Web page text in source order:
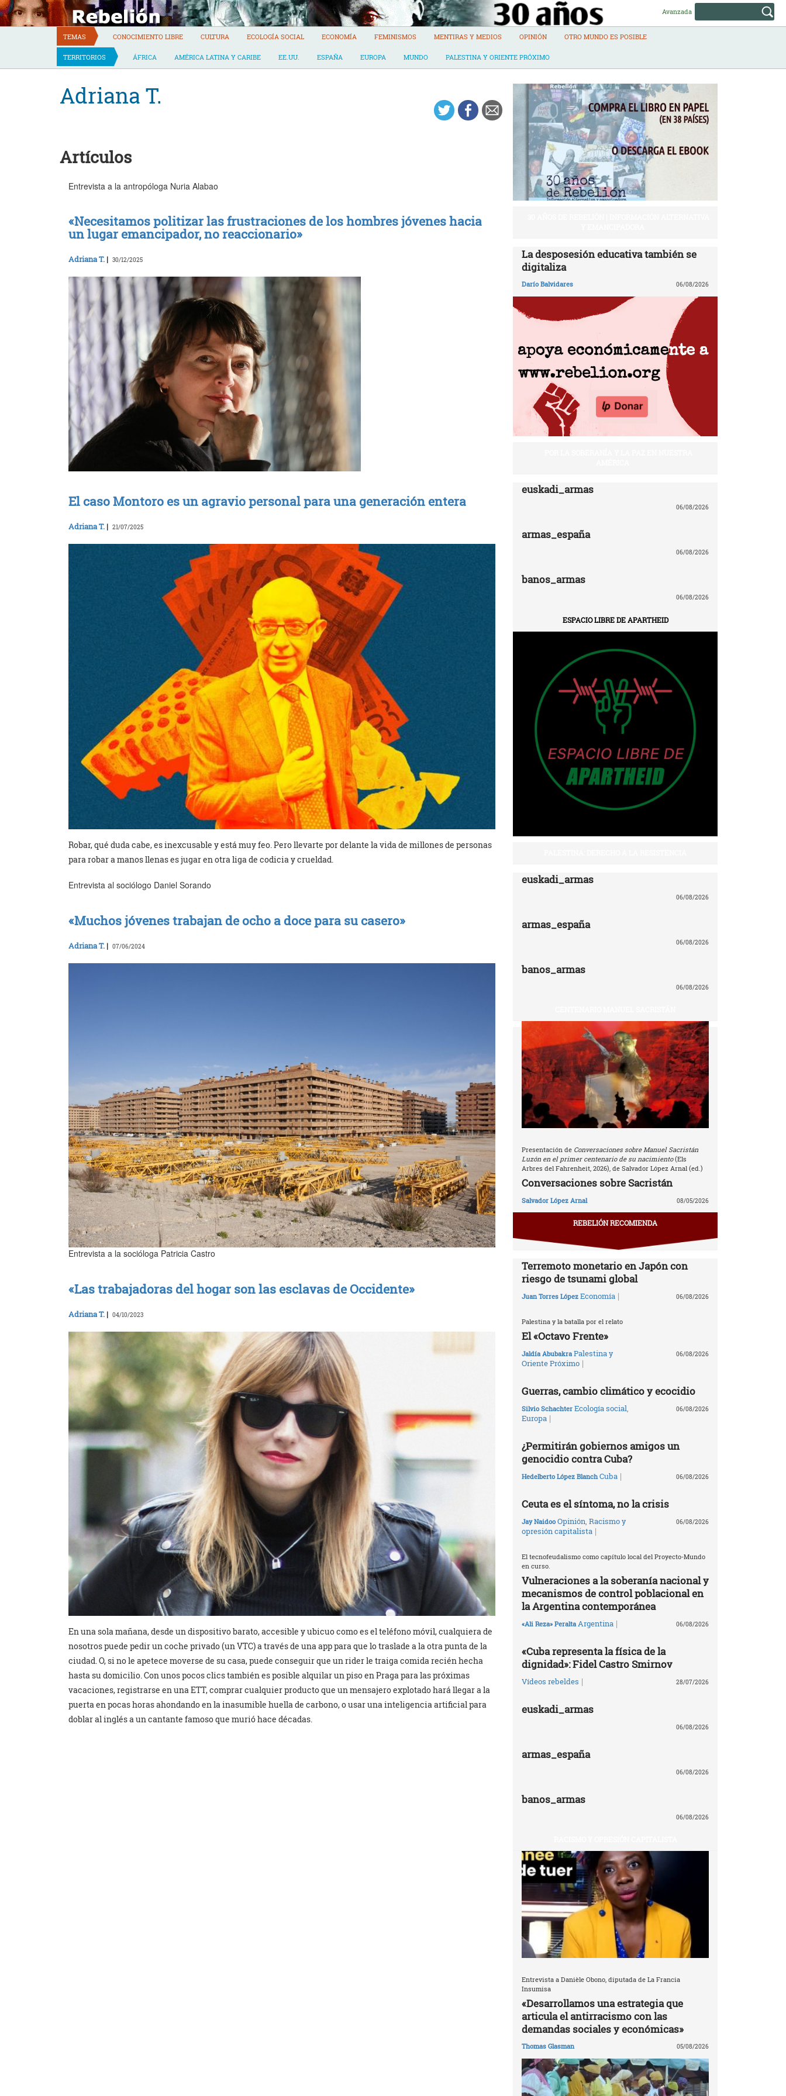
Skip
to
content
Avanzada
TEMAS CONOCIMIENTO LIBRE CULTURA ECOLOGÍA SOCIAL ECONOMÍA FEMINISMOS MENTIRAS Y MEDIOS OPINIÓN OTRO MUNDO ES POSIBLE
TERRITORIOS ÁFRICA AMÉRICA LATINA Y CARIBE EE.UU. ESPAÑA EUROPA MUNDO PALESTINA Y ORIENTE PRÓXIMO
Adriana T.
Artículos
Entrevista a la antropóloga Nuria Alabao
«Necesitamos politizar las frustraciones de los hombres jóvenes hacia
un lugar emancipador, no reaccionario»
Adriana T. | 30/12/2025
El caso Montoro es un agravio personal para una generación entera
Adriana T. | 21/07/2025
Robar, qué duda cabe, es inexcusable y está muy feo. Pero llevarte por delante la vida de millones de personas
para robar a manos llenas es jugar en otra liga de codicia y crueldad.
Entrevista al sociólogo Daniel Sorando
«Muchos jóvenes trabajan de ocho a doce para su casero»
Adriana T. | 07/06/2024
Entrevista a la socióloga Patricia Castro
«Las trabajadoras del hogar son las esclavas de Occidente»
Adriana T. | 04/10/2023
En una sola mañana, desde un dispositivo barato, accesible y ubicuo como es el teléfono móvil, cualquiera de
nosotros puede pedir un coche privado (un VTC) a través de una app para que lo traslade a la otra punta de la
ciudad. O, si no le apetece moverse de su casa, puede conseguir que un rider le traiga comida recién hecha
hasta su domicilio. Con unos pocos clics también es posible alquilar un piso en Praga para las próximas
vacaciones, registrarse en una ETT, comprar cualquier producto que un mensajero explotado hará llegar a la
puerta en pocas horas ahondando en la inasumible huella de carbono, o usar una inteligencia artificial para
doblar al inglés a un cantante famoso que murió hace décadas.
La desposesión educativa también se
digitaliza
Darío Balvidares 06/08/2026
euskadi_armas
06/08/2026
armas_españa
06/08/2026
banos_armas
06/08/2026
ESPACIO LIBRE DE APARTHEID
euskadi_armas
06/08/2026
armas_españa
06/08/2026
banos_armas
06/08/2026
Presentación de Conversaciones sobre Manuel Sacristán
Luzón en el primer centenario de su nacimiento(Els
Arbres del Fahrenheit, 2026), de Salvador López Arnal (ed.)
Conversaciones sobre Sacristán
Salvador López Arnal 08/05/2026
REBELIÓN RECOMIENDA
Terremoto monetario en Japón con
riesgo de tsunami global
Juan Torres López Economía | 06/08/2026
Palestina y la batalla por el relato
El «Octavo Frente»
Jaldía Abubakra Palestina y
Oriente Próximo |
06/08/2026
Guerras, cambio climático y ecocidio
Silvio Schachter Ecología social
Europa |
06/08/2026
¿Permitirán gobiernos amigos un
genocidio contra Cuba?
Hedelberto López Blanch Cuba | 06/08/2026
Ceuta es el síntoma, no la crisis
Jay Naidoo Opinión Racismo y
opresión capitalista |
06/08/2026
El tecnofeudalismo como capítulo local del Proyecto-Mundo
en curso.
Vulneraciones a la soberanía nacional y
mecanismos de control poblacional en
la Argentina contemporánea
«Ali Reza» Peralta Argentina | 06/08/2026
«Cuba representa la física de la
dignidad»: Fidel Castro Smirnov
Vídeos rebeldes | 28/07/2026
euskadi_armas
06/08/2026
armas_españa
06/08/2026
banos_armas
06/08/2026
Entrevista a Danièle Obono, diputada de La Francia
Insumisa
«Desarrollamos una estrategia que
articula el antirracismo con las
demandas sociales y económicas»
Thomas Glasman 05/08/2026